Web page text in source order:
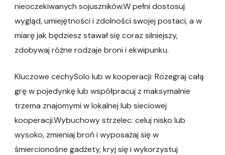
nieoczekiwanych sojuszników.W pełni dostosuj
wygląd, umiejętności i zdolności swojej postaci, a w
miarę jak będziesz stawał się coraz silniejszy,
zdobywaj różne rodzaje broni i ekwipunku.
Kluczowe cechySolo lub w kooperacji: Rozegraj całą
grę w pojedynkę lub współpracuj z maksymalnie
trzema znajomymi w lokalnej lub sieciowej
kooperacji.Wybuchowy strzelec: celuj nisko lub
wysoko, zmieniaj broń i wyposażaj się w
śmiercionośne gadżety, kryj się i wykorzystuj